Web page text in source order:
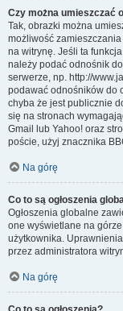
Czy można umieszczać
Tak, obrazki można
możliwość
na witrynę. Jeśli ta
należy podać odnośnik
serwerze, np. http://
podawać odnośników do
chyba że jest publicznie
się na stronach
Gmail lub Yahoo! oraz
poście, użyj znacznika
Na górę
Co to są ogłoszenia
Ogłoszenia globalne
one wyświetlane na
użytkownika.
przez administratora
Na górę